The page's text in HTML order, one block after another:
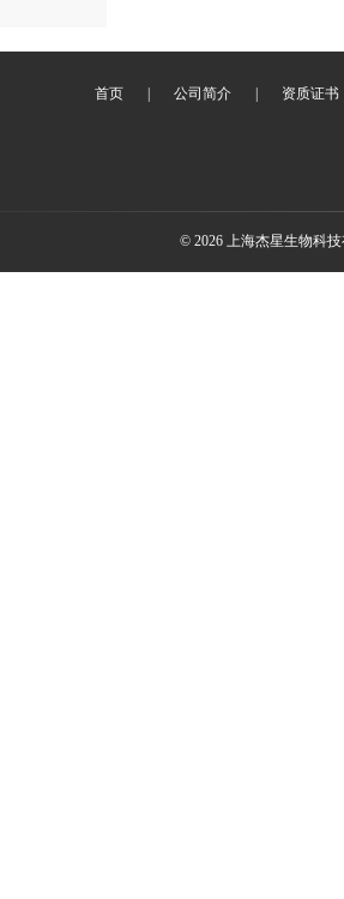
首页 公司简介 资质证书
© 2026 上海杰星生物科